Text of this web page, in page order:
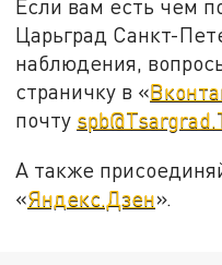
Если вам есть чем
Царьград Санкт-
наблюдения,
страничку в «
почту
А также
«Яндекс.Дзен».